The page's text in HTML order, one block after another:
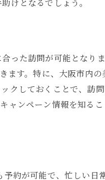
けとなるでしょう。
った訪問が可能となり
ます。特に、大阪市内の
クしておくことで、訪問
ャンペーン情報を知るこ
約が可能で、忙しい日